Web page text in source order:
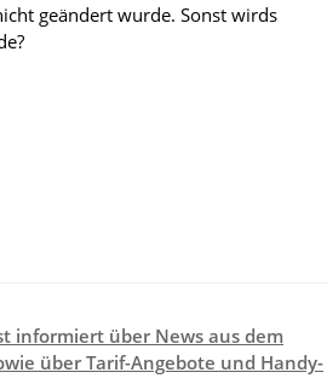
geändert wurde. Sonst wirds
informiert über News aus dem
über Tarif-Angebote und Handy-